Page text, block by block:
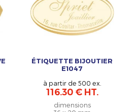
ÉTIQUETTE BIJOUTIER
E1047
à partir de 500 ex.
116.30 € HT.
dimensions